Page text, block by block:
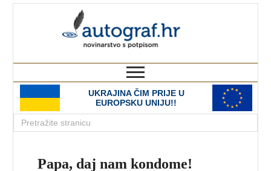
UKRAJINA ČIM PRIJE U
EUROPSKU UNIJU!!
Papa, daj nam kondome!